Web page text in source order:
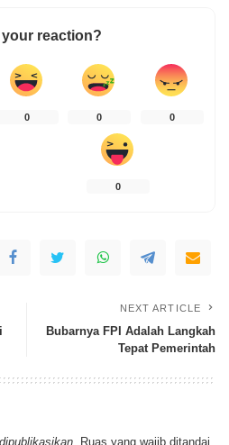
your reaction?
0 0 0
0
NEXT ARTICLE
Bubarnya FPI Adalah Langkah
Tepat Pemerintah
Ruas yang wajib ditandai